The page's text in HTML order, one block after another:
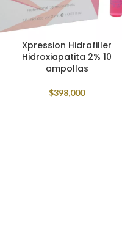
Xpression Hidrafiller
Hidroxiapatita 2% 10
ampollas
$398,000